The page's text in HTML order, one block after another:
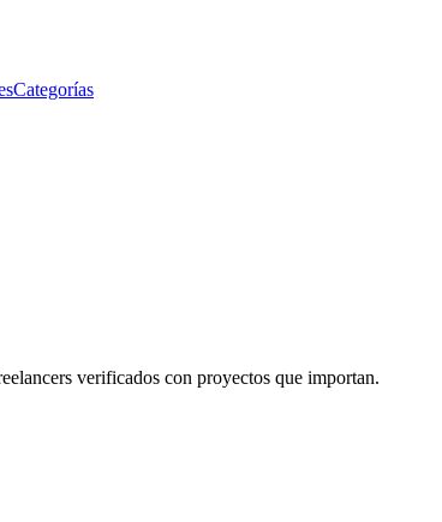
Categorías
verificados con proyectos que importan.